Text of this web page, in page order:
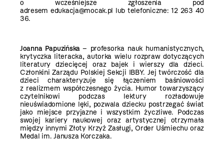
o wcześniejsze zgłoszenia pod
adresem edukacja@mocak.pl lub telefoniczne: 12 263 40
36.
Joanna Papuzińska– profesorka nauk humanistycznych,
krytyczka literacka, autorka wielu rozpraw dotyczących
literatury dziecięcej oraz bajek i wierszy dla dzieci.
Członkini Zarządu Polskiej Sekcji IBBY. Jej twórczość dla
dzieci charakteryzuje się łączeniem baśniowości
z realizmem współczesnego życia. Humor towarzyszący
czytelnikowi podczas lektury rozładowuje
nieuświadomione lęki, pozwala dziecku postrzegać świat
jako miejsce przyjazne i wszystkim życzliwe. Podczas
swojej kariery naukowej oraz artystycznej otrzymała
między innymi Złoty Krzyż Zasługi, Order Uśmiechu oraz
Medal im. Janusza Korczaka.